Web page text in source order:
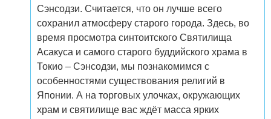
Сэнсодзи. Считается, что он лучше всего
сохранил атмосферу старого города. Здесь, во
время просмотра синтоитского Святилища
Асакуса и самого старого буддийского храма в
Токио – Сэнсодзи, мы познакомимся с
особенностями существования религий в
Японии. А на торговых улочках, окружающих
храм и святилище вас ждёт масса ярких